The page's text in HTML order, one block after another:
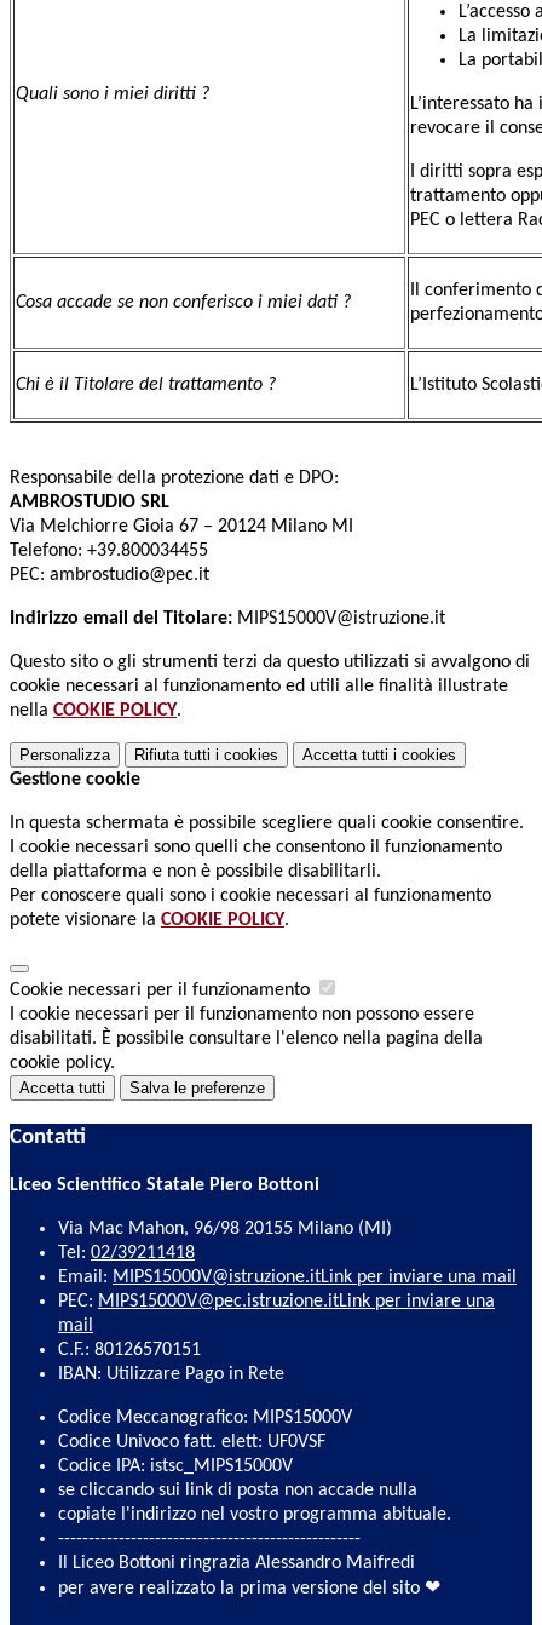
Quali sono i miei diritti ?
La
La
L’interessato
revocare il
I diritti sopra
trattamento
PEC o lettera
Cosa accade se non conferisco i miei dati ?
Il
Chi è il Titolare del trattamento ? L’Istituto
Responsabile della protezione dati e DPO:
AMBROSTUDIO SRL
Via Melchiorre Gioia 67 – 20124 Milano MI
Telefono: +39.800034455
PEC: ambrostudio@pec.it
Indirizzo email del Titolare: MIPS15000V@istruzione.it
Questo sito o gli strumenti terzi da questo utilizzati si avvalgono di
cookie necessari al funzionamento ed utili alle finalità illustrate
nella COOKIE POLICY.
Personalizza Rifiuta tutti i cookies Accetta tutti i cookies
Gestione cookie
In questa schermata è possibile scegliere quali cookie consentire.
I cookie necessari sono quelli che consentono il funzionamento
della piattaforma e non è possibile disabilitarli.
Per conoscere quali sono i cookie necessari al funzionamento
potete visionare la COOKIE POLICY.
Cookie necessari per il funzionamento
I cookie necessari per il funzionamento non possono essere
disabilitati. È possibile consultare l'elenco nella pagina della
cookie policy.
Accetta tutti Salva le preferenze
Contatti
Liceo Scientifico Statale Piero Bottoni
Via Mac Mahon, 96/98 20155 Milano (MI)
Tel: 02/39211418
Email: MIPS15000V@istruzione.itLink per inviare una mail
PEC: MIPS15000V@pec.istruzione.itLink per inviare una
mail
C.F.: 80126570151
IBAN: Utilizzare Pago in Rete
Codice Meccanografico: MIPS15000V
Codice Univoco fatt. elett: UF0VSF
Codice IPA: istsc_MIPS15000V
se cliccando sui link di posta non accade nulla
copiate l'indirizzo nel vostro programma abituale.
--------------------------------------------------
Il Liceo Bottoni ringrazia Alessandro Maifredi
per avere realizzato la prima versione del sito ❤